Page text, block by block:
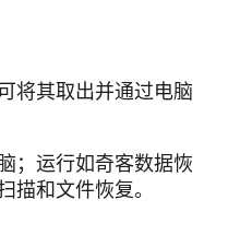
将其取出并通过电脑
；运行如奇客数据恢
描和文件恢复。